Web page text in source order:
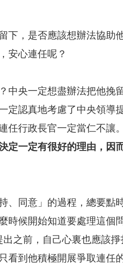
下，是否應該想辦法協助
安心連任呢？
中央一定想盡辦法把他挽
定認真地考慮了中央領導
任行政長官一定當仁不讓
定一定有很好的理由，因
、同意」的過程，總要點
時候開始知道要處理這個
之前，自己心裏也應該
看到他積極開展爭取連任